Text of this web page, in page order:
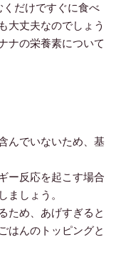
だけですぐに食べ
大丈夫なのでしょう
ナの栄養素について
んでいないため、基
ー反応を起こす場合
ましょう。
ため、あげすぎると
はんのトッピングと